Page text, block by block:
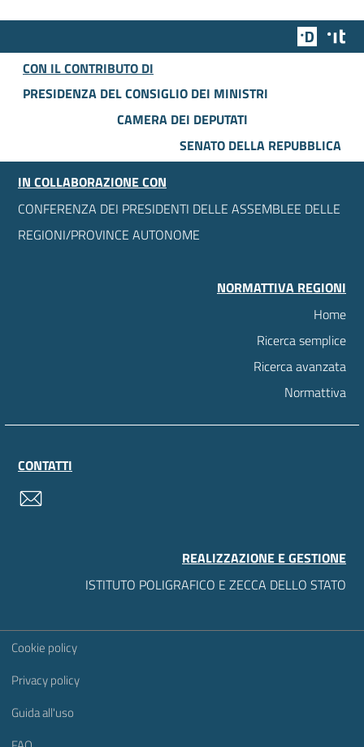
Team
CON IL CONTRIBUTO DI
PRESIDENZA DEL CONSIGLIO DEI MINISTRI
CAMERA DEI DEPUTATI
SENATO DELLA REPUBBLICA
IN COLLABORAZIONE CON
CONFERENZA DEI PRESIDENTI DELLE ASSEMBLEE DELLE
REGIONI/PROVINCE AUTONOME
NORMATTIVA REGIONI
Home
Ricerca semplice
Ricerca avanzata
Normattiva
CONTATTI
REALIZZAZIONE E GESTIONE
ISTITUTO POLIGRAFICO E ZECCA DELLO STATO
Sezione Link Utili
Cookie policy
Privacy policy
Guida all'uso